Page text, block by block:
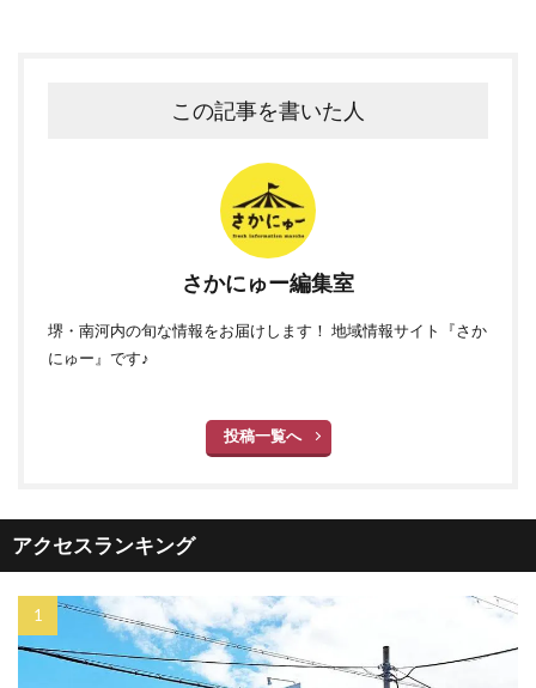
この記事を書いた人
さかにゅー編集室
堺・南河内の旬な情報をお届けします！ 地域情報サイト『さか
にゅー』です♪
投稿一覧へ
アクセスランキング